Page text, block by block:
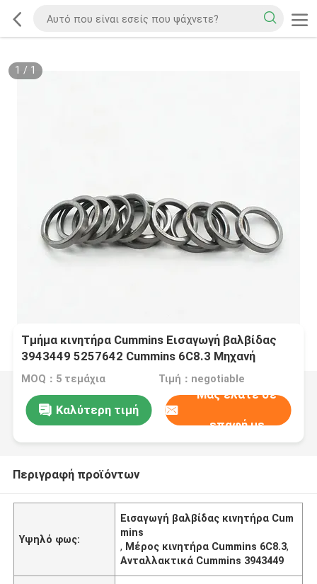
1 / 1
Τμήμα κινητήρα Cummins Εισαγωγή βαλβίδας
3943449 5257642 Cummins 6C8.3 Μηχανή
MOQ：5 τεμάχια Τιμή：negotiable
Καλύτερη τιμή
Μας ελάτε σε
επαφή με
Περιγραφή προϊόντων
Υψηλό φως:
Εισαγωγή βαλβίδας κινητήρα Cum
mins
, Μέρος κινητήρα Cummins 6C8.3,
Ανταλλακτικά Cummins 3943449